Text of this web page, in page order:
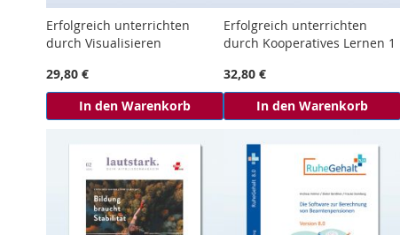
Erfolgreich unterrichten
durch Visualisieren
29,80 €
In den Warenkorb
Erfolgreich unterrichten
durch Kooperatives Lernen 1
32,80 €
In den Warenkorb